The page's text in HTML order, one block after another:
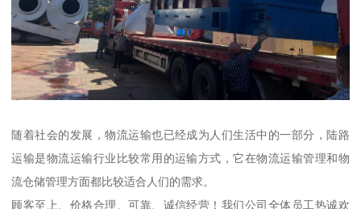
随着社会的发展，物流运输也已经成为人们生活中的一部分，陆路
运输是物流运输行业比较常用的运输方式，它在物流运输管理和物
流仓储管理方面都比较适合人们的需求。
顾客至上、价格合理、可靠、诚信经营！我们公司全体员工热诚欢